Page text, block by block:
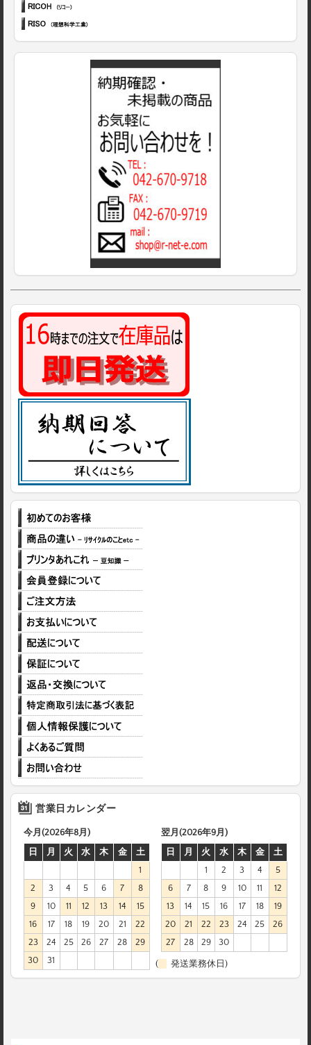
営業日カレンダー
今月(2026年8月)
日
月 火 水 木 金
土
1
2
3 4 5 6 7
8
9
10 11 12 13 14
15
16
17 18 19 20 21
22
23
24 25 26 27 28
29
30
31
翌月(2026年9月)
日
月 火 水 木 金
土
1
2 3 4
5
6
7 8 9 10 11
12
13
14 15 16 17 18
19
20
21 22 23 24 25
26
27
28 29 30
( 発送業務休日)